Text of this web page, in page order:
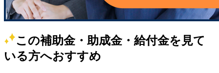
この補助金・助成金・給付金を見て
いる方へおすすめ